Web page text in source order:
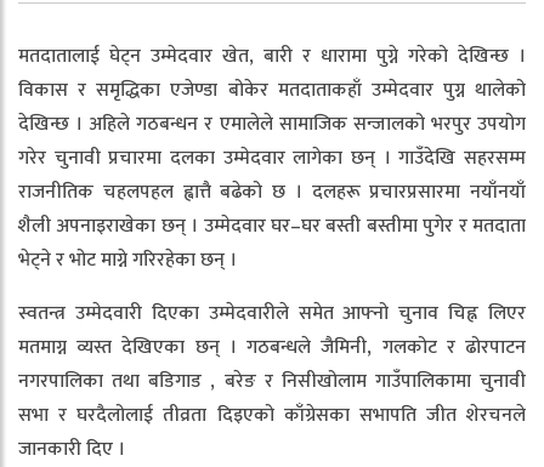
मतदातालाई घेट्न उम्मेदवार खेत, बारी र धारामा पुग्ने गरेको देखिन्छ ।
विकास र समृद्धिका एजेण्डा बोकेर मतदाताकहाँ उम्मेदवार पुग्न थालेको
देखिन्छ । अहिले गठबन्धन र एमालेले सामाजिक सन्जालको भरपुर उपयोग
गरेर चुनावी प्रचारमा दलका उम्मेदवार लागेका छन् । गाउँदेखि सहरसम्म
राजनीतिक चहलपहल ह्वात्तै बढेको छ । दलहरू प्रचारप्रसारमा नयाँनयाँ
शैली अपनाइराखेका छन् । उम्मेदवार घर–घर बस्ती बस्तीमा पुगेर र मतदाता
भेट्ने र भोट माग्ने गरिरहेका छन् ।
स्वतन्त्र उम्मेदवारी दिएका उम्मेदवारीले समेत आफ्नो चुनाव चिह्न लिएर
मतमाग्न व्यस्त देखिएका छन् । गठबन्धले जैमिनी, गलकोट र ढोरपाटन
नगरपालिका तथा बडिगाड , बरेङ र निसीखोलाम गाउँपालिकामा चुनावी
सभा र घरदैलोलाई तीव्रता दिइएको काँग्रेसका सभापति जीत शेरचनले
जानकारी दिए ।